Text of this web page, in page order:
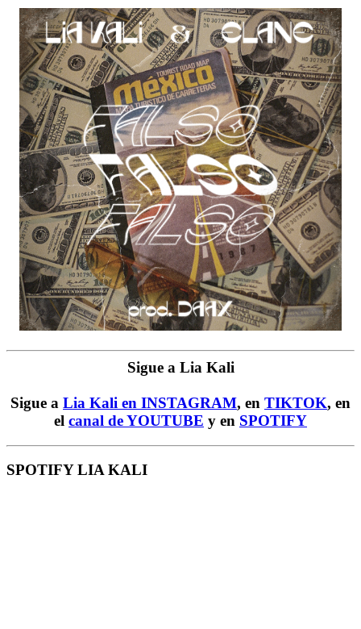
Sigue a Lia Kali
Sigue a Lia Kali en INSTAGRAM, en TIKTOK, en
el canal de YOUTUBE y en SPOTIFY
SPOTIFY LIA KALI